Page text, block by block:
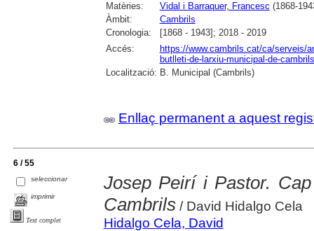
Matèries:
Vidal i Barraquer, Francesc (1868-
Àmbit:
Cambrils
Cronologia:
[1868 - 1943]; 2018 - 2019
Accés:
https://www.cambrils.cat/ca/serveis/
butlleti-de-larxiu-municipal-de-
Localització: B. Municipal (Cambrils)
Enllaç permanent a aquest
6 / 55
seleccionar
imprimir
Text complet
Josep Peirí i Pastor.
Cambrils/ David Hidalgo Cela
Hidalgo Cela, David